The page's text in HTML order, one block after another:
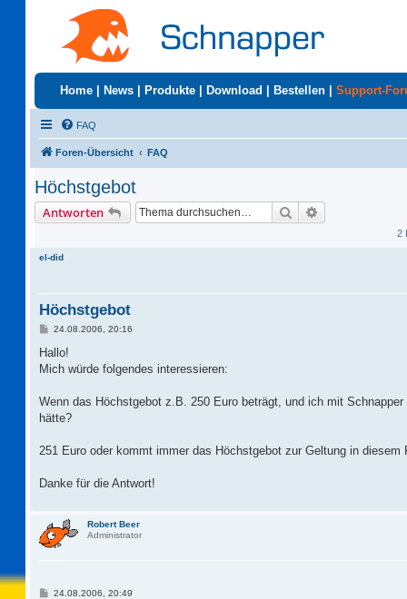
Home News Produkte Download Bestellen Support-
FAQ
Foren-Übersicht FAQ
Höchstgebot
Antworten Suche
2
el-did
Höchstgebot
B
i
r
24.08.2006, 20:16
Hallo!
Mich würde folgendes interessieren:
Wenn das Höchstgebot z.B. 250 Euro beträgt, und ich mit
hätte?
251 Euro oder kommt immer das Höchstgebot zur Geltung in diesem
Danke für die Antwort!
Robert Beer
Administrator
B24.08.2006, 20:49